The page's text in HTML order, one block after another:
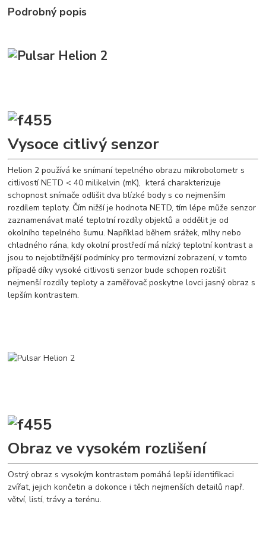
Podrobný popis
Vysoce citlivý senzor
Helion 2 používá ke snímaní tepelného obrazu mikrobolometr s
citlivostí NETD < 40 milikelvin (mK), která charakterizuje
schopnost snímače odlišit dva blízké body s co nejmenším
rozdílem teploty. Čím nižší je hodnota NETD, tím lépe může senzor
zaznamenávat malé teplotní rozdíly objektů a oddělit je od
okolního tepelného šumu. Například během srážek, mlhy nebo
chladného rána, kdy okolní prostředí má nízký teplotní kontrast a
jsou to nejobtížnější podmínky pro termovizní zobrazení, v tomto
případě díky vysoké citlivosti senzor bude schopen rozlišit
nejmenší rozdíly teploty a zaměřovač poskytne lovci jasný obraz s
lepším kontrastem.
Obraz ve vysokém rozlišení
Ostrý obraz s vysokým kontrastem pomáhá lepší identifikaci
zvířat, jejich končetin a dokonce i těch nejmenších detailů např.
větví, listí, trávy a terénu.